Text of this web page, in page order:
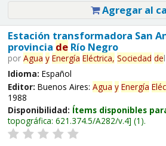
Agregar al
Estación transformadora San
provincia deRío Negro
por Agua y Energía Eléctrica, Sociedad del
Idioma: Español
Editor: Buenos Aires: Agua y Energía
1988
Disponibilidad: Ítems disponibles
topográfica: 621.374.5/A282/v.4 (1).